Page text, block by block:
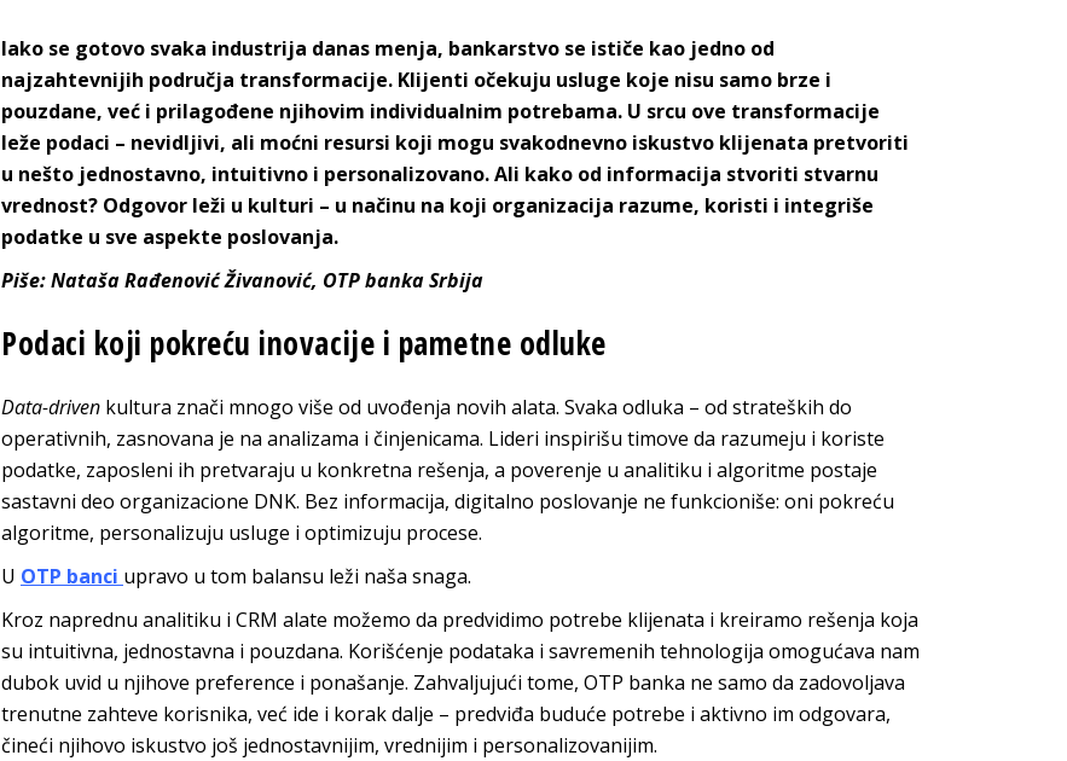
Iako se gotovo svaka industrija danas menja, bankarstvo se ističe kao jedno od
najzahtevnijih područja transformacije. Klijenti očekuju usluge koje nisu samo brze i
pouzdane, već i prilagođene njihovim individualnim potrebama. U srcu ove transformacije
leže podaci – nevidljivi, ali moćni resursi koji mogu svakodnevno iskustvo klijenata pretvoriti
u nešto jednostavno, intuitivno i personalizovano. Ali kako od informacija stvoriti stvarnu
vrednost? Odgovor leži u kulturi – u načinu na koji organizacija razume, koristi i integriše
podatke u sve aspekte poslovanja.
Piše: Nataša Rađenović Živanović, OTP banka Srbija
Podaci koji pokreću inovacije i pametne odluke
Data-driven kultura znači mnogo više od uvođenja novih alata. Svaka odluka – od strateških do
operativnih, zasnovana je na analizama i činjenicama. Lideri inspirišu timove da razumeju i koriste
podatke, zaposleni ih pretvaraju u konkretna rešenja, a poverenje u analitiku i algoritme postaje
sastavni deo organizacione DNK. Bez informacija, digitalno poslovanje ne funkcioniše: oni pokreću
algoritme, personalizuju usluge i optimizuju procese.
U OTP banci upravo u tom balansu leži naša snaga.
Kroz naprednu analitiku i CRM alate možemo da predvidimo potrebe klijenata i kreiramo rešenja koja
su intuitivna, jednostavna i pouzdana. Korišćenje podataka i savremenih tehnologija omogućava nam
dubok uvid u njihove preference i ponašanje. Zahvaljujući tome, OTP banka ne samo da zadovoljava
trenutne zahteve korisnika, već ide i korak dalje – predviđa buduće potrebe i aktivno im odgovara,
čineći njihovo iskustvo još jednostavnijim, vrednijim i personalizovanijim.